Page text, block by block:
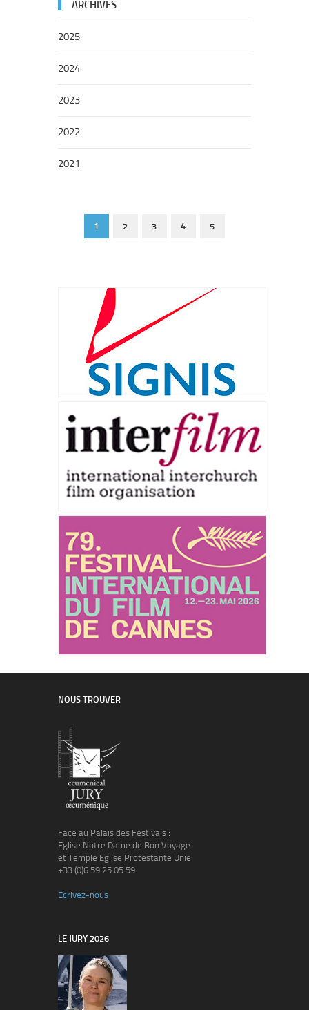
ARCHIVES
2025
2024
2023
2022
2021
1 2 3 4 5
NOUS TROUVER
Face au Palais des Festivals :
Eglise Notre Dame de Bon Voyage
et Temple Eglise Protestante Unie
+33 (0)6 59 25 05 59
Ecrivez-nous
LE JURY 2026